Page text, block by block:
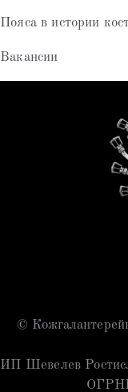
Пояса в истории
Вакансии
©
ИП Шевелев